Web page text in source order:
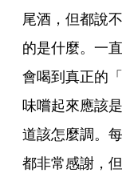
尾酒，但都說
的是什麼。一
會喝到真正的
味嚐起來應該
道該怎麼調。
都非常感謝，